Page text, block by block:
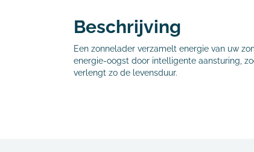
Beschrijving
Een zonnelader verzamelt energie van uw
energie-oogst door intelligente aansturing,
verlengt zo de levensduur.